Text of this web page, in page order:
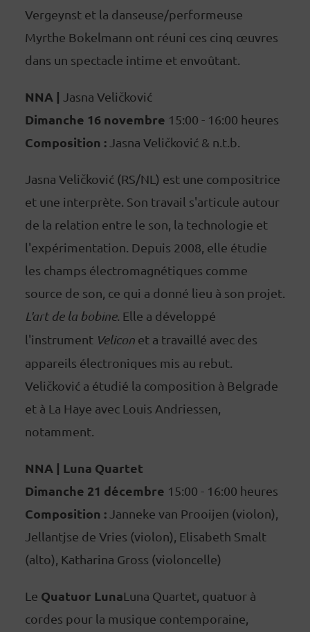
Vergeynst et la danseuse/performeuse
Myrthe Bokelmann ont réuni ces cinq œuvres
dans un spectacle intime et envoûtant.
NNA | Jasna Veličković
Dimanche 16 novembre 15:00 - 16:00 heures
Composition :Jasna Veličković & n.t.b.
Jasna Veličković (RS/NL) est une compositrice
et une interprète. Son travail s'articule autour
de la relation entre le son, la technologie et
l'expérimentation. Depuis 2008, elle étudie
les champs électromagnétiques comme
source de son, ce qui a donné lieu à son projet.
L'art de la bobine. Elle a développé
l'instrument Veliconet a travaillé avec des
appareils électroniques mis au rebut.
Veličković a étudié la composition à Belgrade
et à La Haye avec Louis Andriessen,
notamment.
NNA | Luna Quartet
Dimanche 21 décembre 15:00 - 16:00 heures
Composition :Janneke van Prooijen (violon),
Jellantjse de Vries (violon), Elisabeth Smalt
(alto), Katharina Gross (violoncelle)
Le Quatuor LunaLuna Quartet, quatuor à
cordes pour la musique contemporaine,